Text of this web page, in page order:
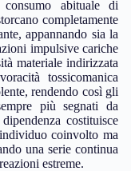
abituale di
completamente
appannando sia la
impulsive cariche
materiale indirizzata
tossicomanica
rendendo così gli
più segnati da
costituisce
coinvolto ma
una serie continua
estreme.